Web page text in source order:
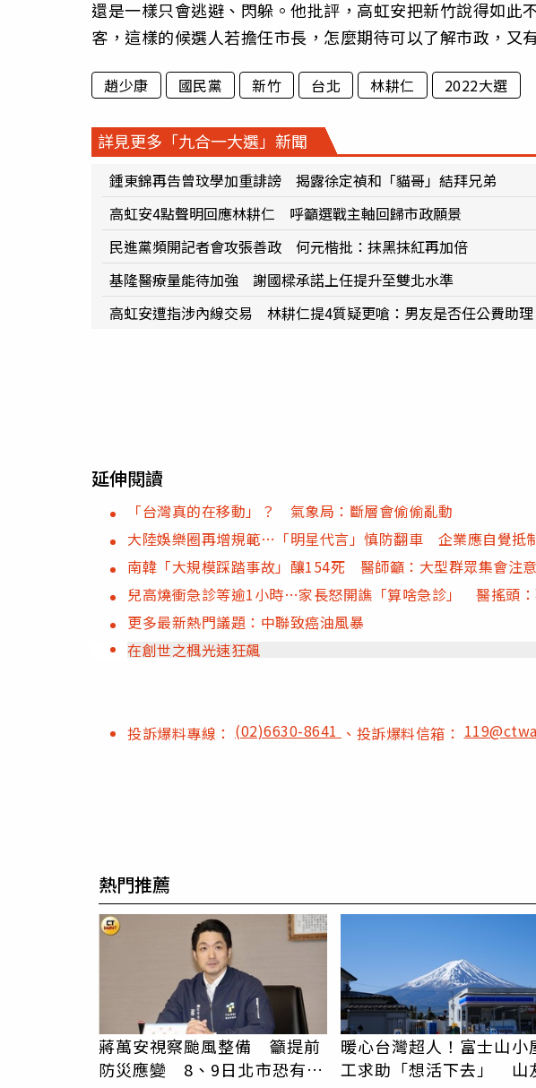
還是一樣只會逃避、閃躲。他批評，高虹安把新竹說得如此
客，這樣的候選人若擔任市長，怎麼期待可以了解市政，又
趙少康 國民黨 新竹 台北 林耕仁 2022大選
詳見更多「九合一大選」新聞
鍾東錦再告曾玟學加重誹謗 揭露徐定禎和「貓哥」結拜兄弟
高虹安4點聲明回應林耕仁 呼籲選戰主軸回歸市政願景
民進黨頻開記者會攻張善政 何元楷批：抹黑抹紅再加倍
基隆醫療量能待加強 謝國樑承諾上任提升至雙北水準
高虹安遭指涉內線交易 林耕仁提4質疑更嗆：男友是否任公費助理
延伸閱讀
「台灣真的在移動」？ 氣象局：斷層會偷偷亂動
大陸娛樂圈再增規範…「明星代言」慎防翻車 企業應自覺抵
南韓「大規模踩踏事故」釀154死 醫師籲：大型群眾集會注
兒高燒衝急診等逾1小時…家長怒開譙「算啥急診」 醫搖頭
更多最新熱門議題：中聯致癌油風暴
在創世之楓光速狂飆
投訴爆料專線： (02)6630-8641 、投訴爆料信箱：
熱門推薦
蔣萬安視察颱風整備 籲提前
防災應變 8、9日北市恐有豪
暖心台灣超人！富士山小
工求助「想活下去」 山